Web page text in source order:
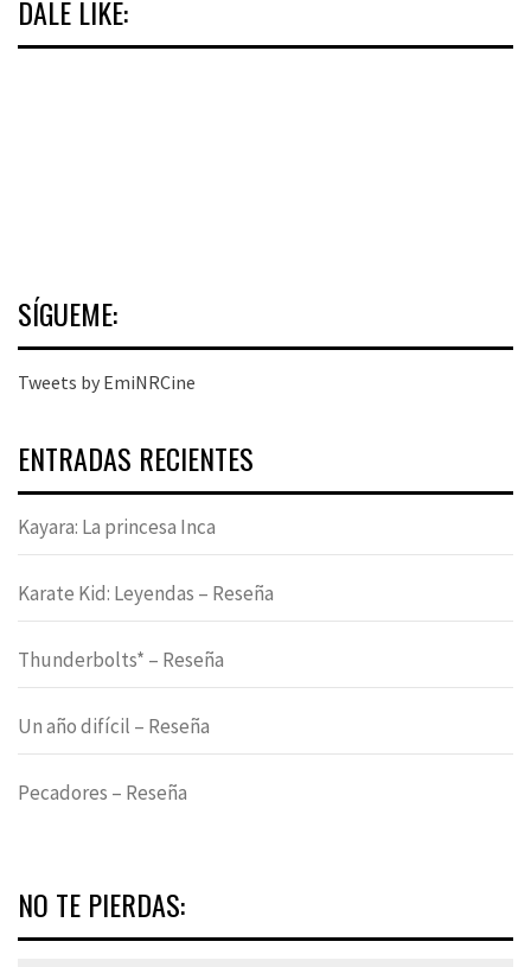
DALE LIKE:
SÍGUEME:
Tweets by EmiNRCine
ENTRADAS RECIENTES
Kayara: La princesa Inca
Karate Kid: Leyendas – Reseña
Thunderbolts* – Reseña
Un año difícil – Reseña
Pecadores – Reseña
NO TE PIERDAS: